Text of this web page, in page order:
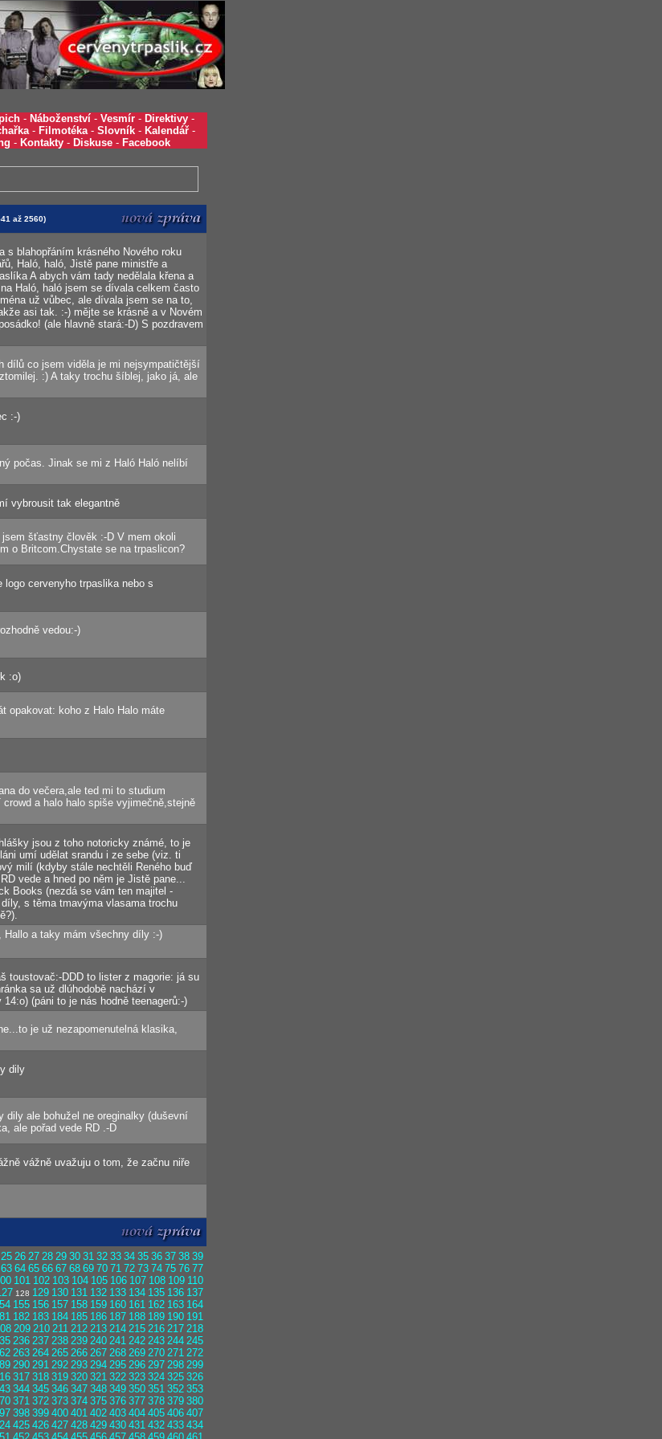
- Náboženství - Vesmír - Direktivy -
- Filmotéka- Slovník - Kalendář -
- Kontakty - Diskuse - Facebook
až 2560)
s blahopřáním krásného Nového roku
Haló, haló, Jistě pane ministře a
A abych vám tady nedělala křena a
Haló, haló jsem se dívala celkem často
už vůbec, ale dívala jsem se na to,
asi tak. :-) mějte se krásně a v Novém
(ale hlavně stará:-D) S pozdravem
dílů co jsem viděla je mi nejsympatičtější
:) A taky trochu šíblej, jako já, ale
:-)
počas. Jinak se mi z Haló Haló nelíbí
vybrousit tak elegantně
šťastny člověk :-D V mem okoli
o Britcom.Chystate se na trpaslicon?
cervenyho trpaslika nebo s
vedou:-)
:o)
opakovat: koho z Halo Halo máte
do večera,ale ted mi to studium
a halo halo spiše vyjimečně,stejně
jsou z toho notoricky známé, to je
umí udělat srandu i ze sebe (viz. ti
milí (kdyby stále nechtěli Reného buď
vede a hned po něm je Jistě pane...
Books (nezdá se vám ten majitel -
s těma tmavýma vlasama trochu
a taky mám všechny díly :-)
toustovač:-DDD to lister z magorie: já su
sa už dlúhodobě nachází v
(páni to je nás hodně teenagerů:-)
je už nezapomenutelná klasika,
dily
ale bohužel ne oreginalky (duševní
ale pořad vede RD .-D
vážně uvažuju o tom, že začnu niře
25 26 27 28 29 30 31 32 33 34 35 36 37 38 39
63 64 65 66 67 68 69 70 71 72 73 74 75 76 77
101 102 103 104 105 106 107 108 109 110
128 129 130 131 132 133 134 135 136 137
155 156 157 158 159 160 161 162 163 164
182 183 184 185 186 187 188 189 190 191
209 210 211 212 213 214 215 216 217 218
236 237 238 239 240 241 242 243 244 245
263 264 265 266 267 268 269 270 271 272
290 291 292 293 294 295 296 297 298 299
317 318 319 320 321 322 323 324 325 326
344 345 346 347 348 349 350 351 352 353
371 372 373 374 375 376 377 378 379 380
398 399 400 401 402 403 404 405 406 407
425 426 427 428 429 430 431 432 433 434